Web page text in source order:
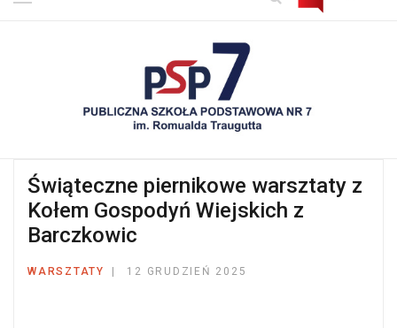
Świąteczne piernikowe warsztaty z
Kołem Gospodyń Wiejskich z
Barczkowic
WARSZTATY 12 GRUDZIEŃ 2025